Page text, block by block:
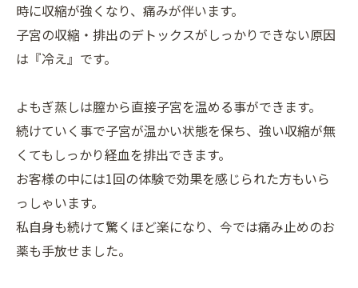
時に収縮が強くなり、痛みが伴います。
子宮の収縮・排出のデトックスがしっかりできない原因
は『冷え』です。
よもぎ蒸しは膣から直接子宮を温める事ができます。
続けていく事で子宮が温かい状態を保ち、強い収縮が無
くてもしっかり経血を排出できます。
お客様の中には1回の体験で効果を感じられた方もいら
っしゃいます。
私自身も続けて驚くほど楽になり、今では痛み止めのお
薬も手放せました。